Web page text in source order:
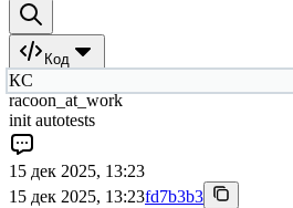
Код
КС
racoon_at_work
init autotests
15 дек 2025, 13:23
15 дек 2025, 13:23fd7b3b3